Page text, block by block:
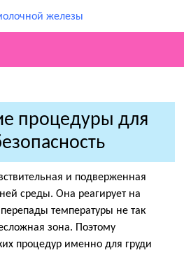
процедуры для
и подверженная
среды. Она реагирует на
температуры не так
зона. Поэтому
процедур именно для груди